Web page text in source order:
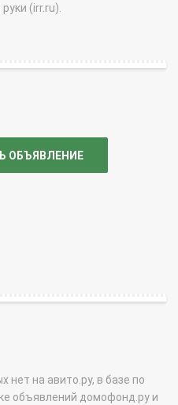
(irr.ru).
ОБЪЯВЛЕНИЕ
нет на авито.ру, в базе по
объявлений домофонд.ру и